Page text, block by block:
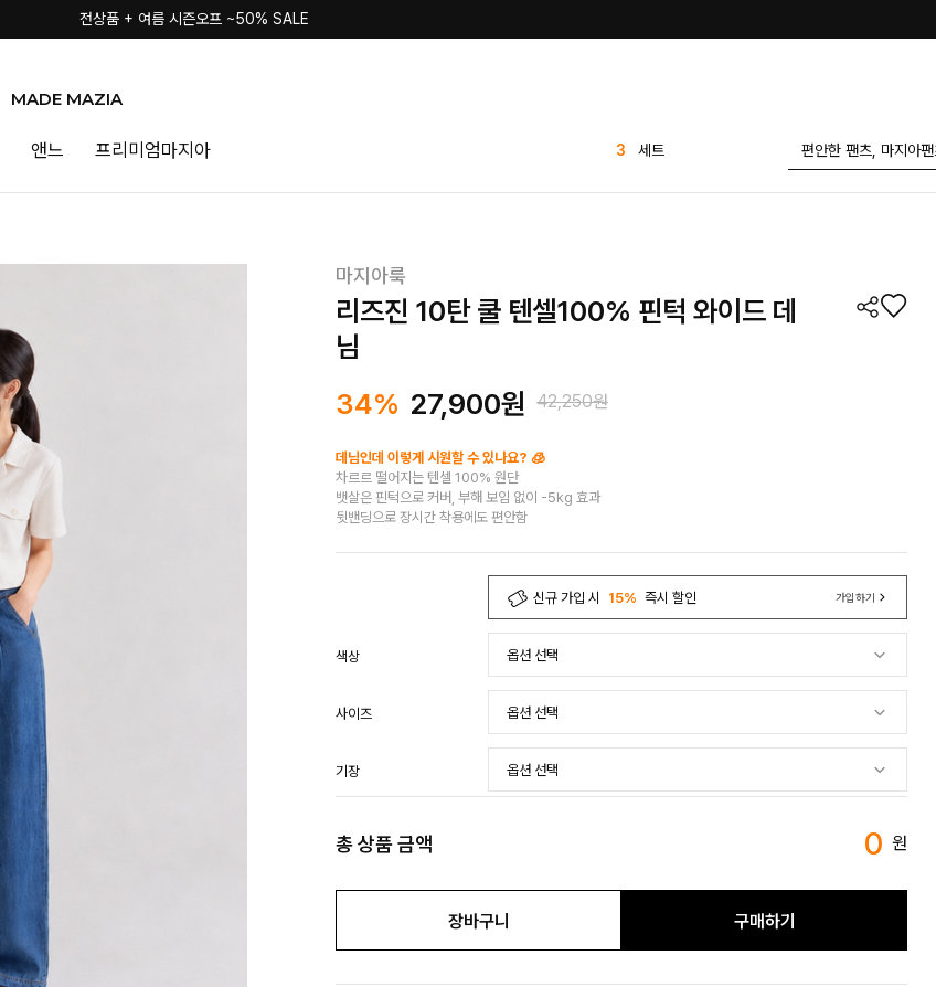
전상품 + 여름 시즌오프 ~50% SALE
MADE MAZIA
앤느 프리미엄마지아
9
애즐리
마지아룩
리즈진 10탄 쿨 텐셀100% 핀턱 와이드 데
님
34% 27,900원 42,250원
데님인데 이렇게 시원할 수 있나요? 🧊
차르르 떨어지는 텐셀 100% 원단
뱃살은 핀턱으로 커버, 부해 보임 없이 -5kg 효과
뒷밴딩으로 장시간 착용에도 편안함
신규 가입 시 15% 즉시 할인 가입하기
색상
사이즈
기장
총 상품 금액 0 원
장바구니 구매하기